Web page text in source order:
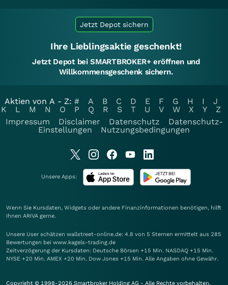
Jetzt Depot sichern
Ihre Lieblingsaktie geschenkt!
Jetzt Depot bei SMARTBROKER+ eröffnen und
Willkommensgeschenk sichern.
Aktien von A - Z: # A B C D E F G H I
J
K
L M N O P Q R S T U V W X Y
Z
Impressum
Disclaimer Datenschutz
Datenschutz-
Einstellungen
Nutzungsbedingungen
Unsere Apps:
Wenn Sie Kursdaten, Widgets oder andere Finanzinformationen benötigen, hilft
Ihnen ARIVA gerne.
Unsere User schätzen wallstreet-online.de: 4.8 von 5 Sternen ermittelt aus 285
Bewertungen bei www.kagels-trading.de
Zeitverzögerung der Kursdaten: Deutsche Börsen +15 Min. NASDAQ +15 Min.
NYSE +20 Min. AMEX +20 Min. Dow Jones +15 Min. Alle Angaben ohne Gewähr.
Copyright © 1998-2026 Smartbroker Holding AG - Alle Rechte vorbehalten.